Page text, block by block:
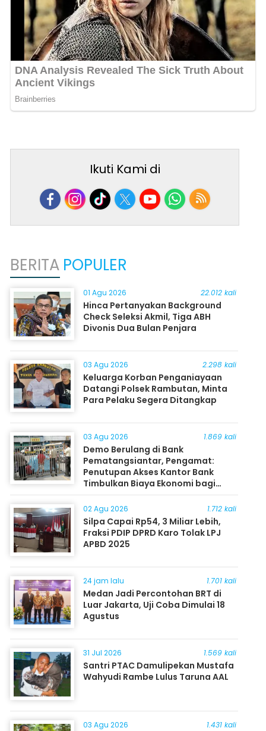
Ikuti Kami di
BERITA POPULER
01 Agu 2026 22.012 kali
Hinca Pertanyakan Background
Check Seleksi Akmil, Tiga ABH
Divonis Dua Bulan Penjara
03 Agu 2026 2.298 kali
Keluarga Korban Penganiayaan
Datangi Polsek Rambutan, Minta
Para Pelaku Segera Ditangkap
03 Agu 2026 1.869 kali
Demo Berulang di Bank
Pematangsiantar, Pengamat:
Penutupan Akses Kantor Bank
Timbulkan Biaya Ekonomi bagi
Masyarakat
02 Agu 2026 1.712 kali
Silpa Capai Rp54, 3 Miliar Lebih,
Fraksi PDIP DPRD Karo Tolak LPJ
APBD 2025
24 jam lalu 1.701 kali
Medan Jadi Percontohan BRT di
Luar Jakarta, Uji Coba Dimulai 18
Agustus
31 Jul 2026 1.569 kali
Santri PTAC Damulipekan Mustafa
Wahyudi Rambe Lulus Taruna AAL
03 Agu 2026 1.431 kali